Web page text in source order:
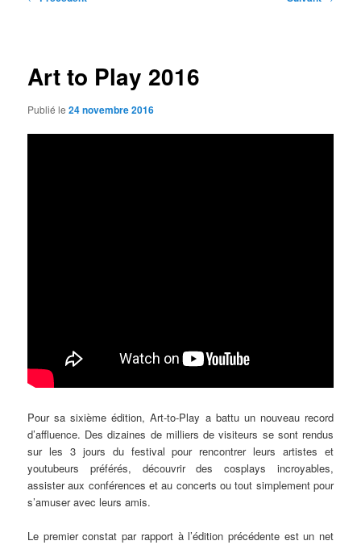
Art to Play 2016
Publié le24 novembre 2016
Pour sa sixième édition, Art-to-Play a battu un nouveau record
d’affluence. Des dizaines de milliers de visiteurs se sont rendus
sur les 3 jours du festival pour rencontrer leurs artistes et
youtubeurs préférés, découvrir des cosplays incroyables,
assister aux conférences et au concerts ou tout simplement pour
s’amuser avec leurs amis.
Le premier constat par rapport à l’édition précédente est un net